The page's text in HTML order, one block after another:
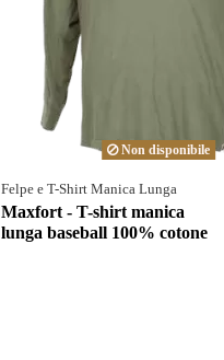
Non disponibile
Felpe e T-Shirt Manica Lunga
Maxfort - T-shirt manica
lunga baseball 100% cotone